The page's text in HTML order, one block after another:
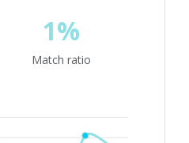
1%
Match ratio